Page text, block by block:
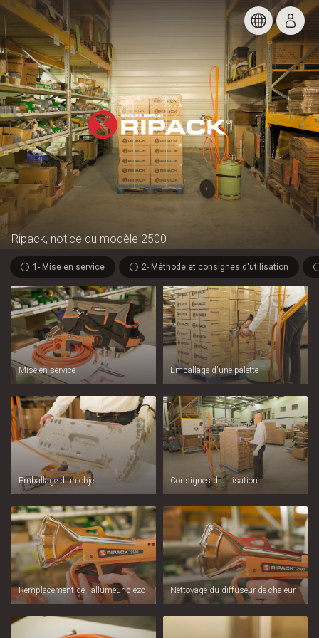
Ripack, notice du modèle 2500
1- Mise en service 2- Méthode et consignes d'utilisation
Mise en service Emballage d'une palette
Emballage d'un objet Consignes d'utilisation
Remplacement de l'allumeur piezo Nettoyage du diffuseur de chaleur